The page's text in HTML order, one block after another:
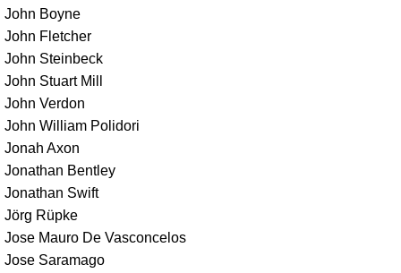
John Boyne
John Fletcher
John Steinbeck
John Stuart Mill
John Verdon
John William Polidori
Jonah Axon
Jonathan Bentley
Jonathan Swift
Jörg Rüpke
Jose Mauro De Vasconcelos
Jose Saramago